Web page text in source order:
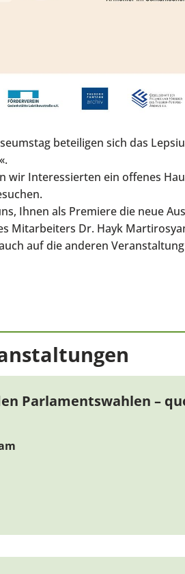
beteiligen sich das
wir Interessierten ein offenes
Ihnen als Premiere die neue
Mitarbeiters Dr. Hayk
auf die anderen
Parlamentswahlen –